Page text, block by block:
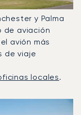
más
y Palma
de aviación
avión más
de viaje
locales.
Asientos